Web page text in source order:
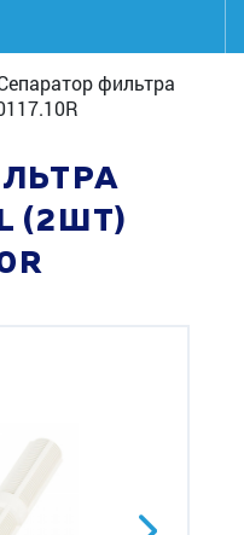
фильтра
(2ШТ)